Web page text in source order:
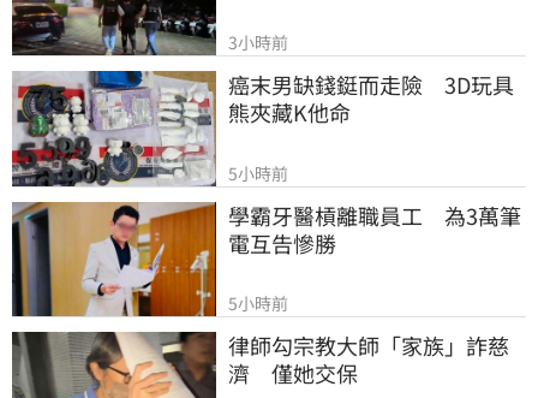
3小時前
癌末男缺錢鋌而走險　3D玩具
熊夾藏K他命
5小時前
學霸牙醫槓離職員工　為3萬筆
電互告慘勝
5小時前
律師勾宗教大師「家族」詐慈
濟　僅她交保